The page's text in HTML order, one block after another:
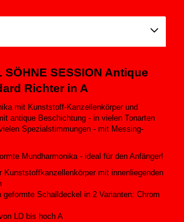
SÖHNE SESSION Antique
Richterin A
mit Kunststoff-Kanzellenkörper und
antique Beschichtung - in vielen Tonarten
Spezialstimmungen - mit Messing-
Mundharmonika - ideal für den Anfänger!
Kunststoffkanzellenkörper mit innenliegenden
geformte Schalldeckel in 2 Varianten: Chrom
LD bis hoch A